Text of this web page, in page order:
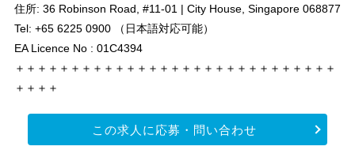
住所: 36 Robinson Road, #11-01 | City House, Singapore 068877
Tel: +65 6225 0900 （日本語対応可能）
EA Licence No : 01C4394
＋＋＋＋＋＋＋＋＋＋＋＋＋＋＋＋＋＋＋＋＋＋＋＋＋＋＋＋＋
＋＋＋＋
この求人に応募・問い合わせ